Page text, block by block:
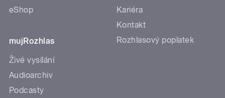
eShop
mujRozhlas
Živé vysílání
Audioarchiv
Podcasty
Kariéra
Kontakt
Rozhlasový poplatek